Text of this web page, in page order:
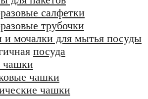
салфетки
трубочки
мочалки для мытья посуды
посуда
чашки
чашки
чашки